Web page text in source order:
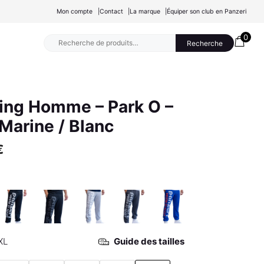
Mon compte Contact La marque Équiper son club en Panzeri
Recherche
Recherche
0
Homme – Park O –
/ Blanc
Guide des tailles